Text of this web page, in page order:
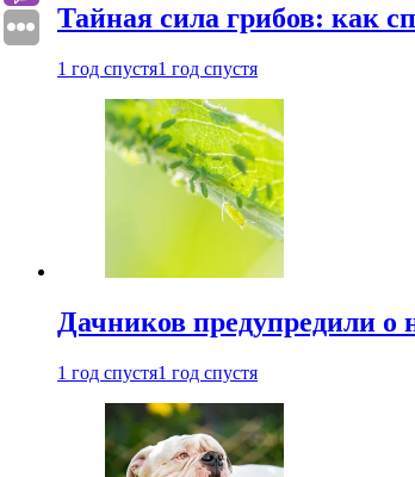
Тайная сила грибов: как
1 год спустя1 год спустя
Дачников предупредили о
1 год спустя1 год спустя